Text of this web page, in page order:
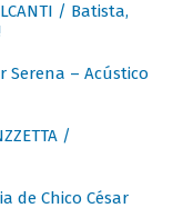
/ Batista,
Serena – Acústico
/
de Chico César